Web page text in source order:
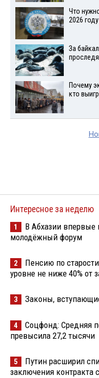
Что
2026 году
За
Почему
кто
Интересное за неделю
1
В Абхазии
молодёжный форум
2
Пенсию по
уровне не ниже 40% от
3 Законы,
4
Соцфонд: Средняя
превысила 27,2 тысячи
5
Путин расширил
заключения контракта